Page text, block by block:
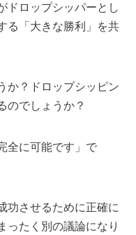
ドロップシッパーとし
る「大きな勝利」を共
か？ドロップシッピン
のでしょうか？
全に可能です」で
功させるために正確に
ったく別の議論になり